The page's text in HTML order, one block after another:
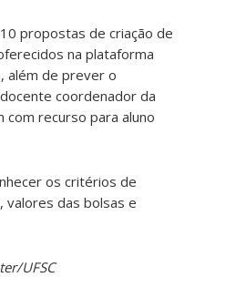
propostas de criação de
na plataforma
além de prever o
coordenador da
recurso para aluno
os critérios de
valores das bolsas e
UFSC